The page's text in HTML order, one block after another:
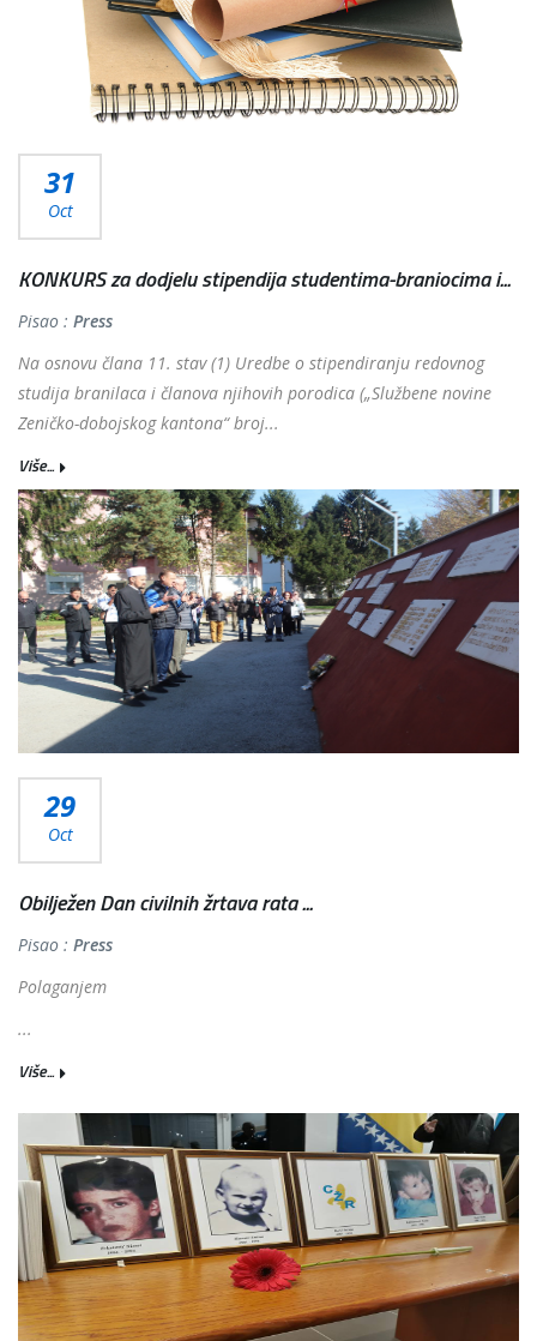
31
Oct
KONKURS za dodjelu stipendija studentima-braniocima i...
Pisao : Press
Na osnovu člana 11. stav (1) Uredbe o stipendiranju redovnog
studija branilaca i članova njihovih porodica („Službene novine
Zeničko-dobojskog kantona“ broj...
Više...
29
Oct
Obilježen Dan civilnih žrtava rata ...
Pisao : Press
Polaganjem
...
Više...